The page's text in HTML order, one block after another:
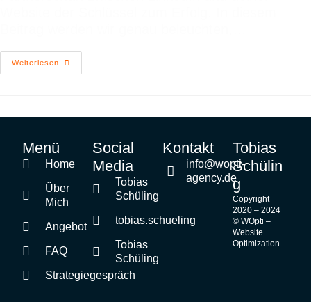
Weiterlesen
Menü
Home
Über
Mich
Angebot
FAQ
Strategiegespräch
Social
Media
Tobias
Schüling
tobias.schueling
Tobias
Schüling
Kontakt
info@wopti-
agency.de
Tobias
Schülin
g
Copyright
2020 – 2024
© WOpti –
Website
Optimization